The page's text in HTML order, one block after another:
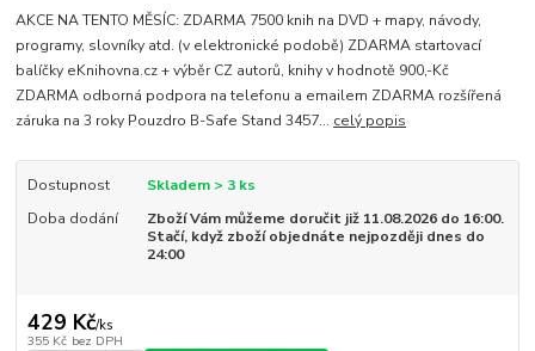
AKCE NA TENTO MĚSÍC: ZDARMA 7500 knih na DVD + mapy, návody,
programy, slovníky atd. (v elektronické podobě) ZDARMA startovací
balíčky eKnihovna.cz + výběr CZ autorů, knihy v hodnotě 900,-Kč
ZDARMA odborná podpora na telefonu a emailem ZDARMA rozšířená
záruka na 3 roky Pouzdro B-Safe Stand 3457... celý popis
Dostupnost
Skladem > 3 ks
Doba dodání
Zboží Vám můžeme doručit již 11.08.2026 do 16:00.
Stačí, když zboží objednáte nejpozději dnes do
24:00
429 Kč/ks
355 Kč bez DPH